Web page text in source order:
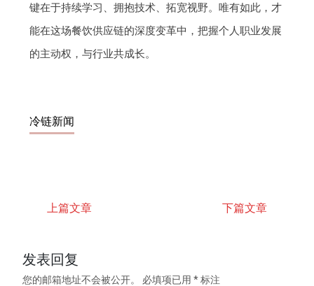
键在于持续学习、拥抱技术、拓宽视野。唯有如此，才
能在这场餐饮供应链的深度变革中，把握个人职业发展
的主动权，与行业共成长。
冷链新闻
上篇文章 下篇文章
发表回复
您的邮箱地址不会被公开。 必填项已用*标注